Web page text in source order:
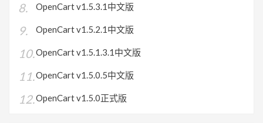
OpenCart v1.5.3.1中文版
OpenCart v1.5.2.1中文版
OpenCart v1.5.1.3.1中文版
OpenCart v1.5.0.5中文版
OpenCart v1.5.0正式版